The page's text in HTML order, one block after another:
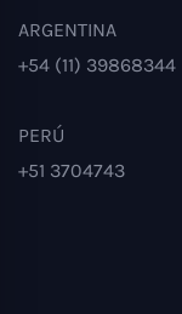
ARGENTINA
+54 (11) 39868344
PERÚ
+51 3704743